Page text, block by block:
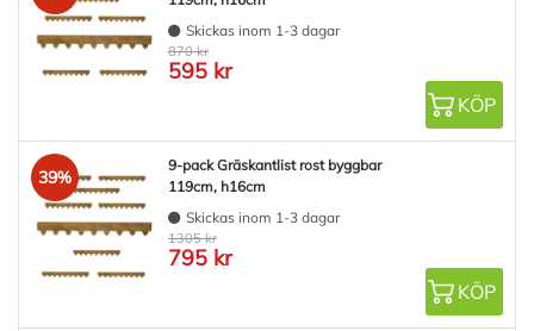
Skickas inom 1-3 dagar
870 kr
595 kr
KÖP
39%
9-pack Gräskantlist rost byggbar
119cm, h16cm
Skickas inom 1-3 dagar
1305 kr
795 kr
KÖP